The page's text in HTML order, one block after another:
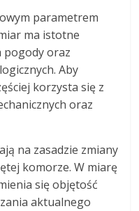
parametrem
ma istotne
pogody oraz
Aby
korzysta się z
oraz
na zasadzie zmiany
komorze. W miarę
się objętość
aktualnego